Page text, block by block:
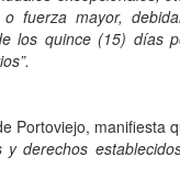
fuerza mayor,
los quince (15)
Portoviejo, manifiesta
derechos